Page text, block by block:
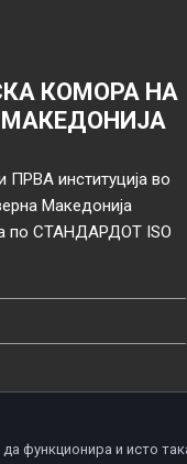
КОМОРА НА
МАКЕДОНИЈА
институција во
Македонија
по СТАНДАРДОТ ISO
функционира и исто